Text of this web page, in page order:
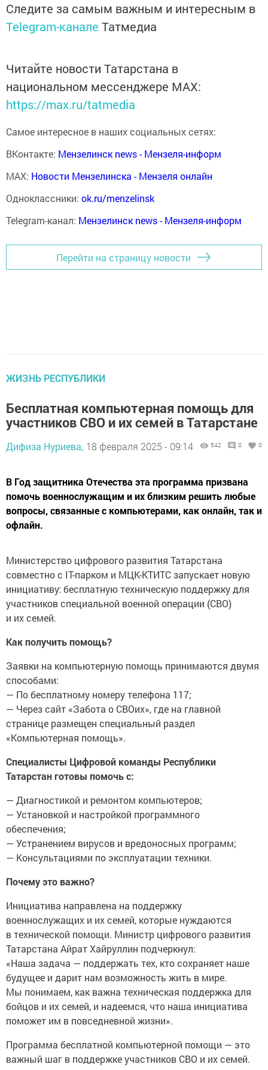
Следите за самым важным и интересным в
Telegram-канале Татмедиа
Читайте новости Татарстана в
национальном мессенджере MАХ:
https://max.ru/tatmedia
Самое интересное в наших социальных сетях:
ВКонтакте: Мензелинск news - Мензеля-информ
MAX: Новости Мензелинска - Мензеля онлайн
Одноклассники: ok.ru/menzelinsk
Telegram-канал: Мензелинск news - Мензеля-информ
Перейти на страницу новости
ЖИЗНЬ РЕСПУБЛИКИ
Бесплатная компьютерная помощь для
участников СВО и их семей в Татарстане
Дифиза Нуриева, 18 февраля 2025 - 09:14 542 0 0
В Год защитника Отечества эта программа призвана
помочь военнослужащим и их близким решить любые
вопросы, связанные с компьютерами, как онлайн, так и
офлайн.
Министерство цифрового развития Татарстана
совместно с IT-парком и МЦК-КТИТС запускает новую
инициативу: бесплатную техническую поддержку для
участников специальной военной операции (СВО)
и их семей.
Как получить помощь?
Заявки на компьютерную помощь принимаются двумя
способами:
— По бесплатному номеру телефона 117;
— Через сайт «Забота о СВОих», где на главной
странице размещен специальный раздел
«Компьютерная помощь».
Специалисты Цифровой команды Республики
Татарстан готовы помочь с:
— Диагностикой и ремонтом компьютеров;
— Установкой и настройкой программного
обеспечения;
— Устранением вирусов и вредоносных программ;
— Консультациями по эксплуатации техники.
Почему это важно?
Инициатива направлена на поддержку
военнослужащих и их семей, которые нуждаются
в технической помощи. Министр цифрового развития
Татарстана Айрат Хайруллин подчеркнул:
«Наша задача — поддержать тех, кто сохраняет наше
будущее и дарит нам возможность жить в мире.
Мы понимаем, как важна техническая поддержка для
бойцов и их семей, и надеемся, что наша инициатива
поможет им в повседневной жизни».
Программа бесплатной компьютерной помощи — это
важный шаг в поддержке участников СВО и их семей.